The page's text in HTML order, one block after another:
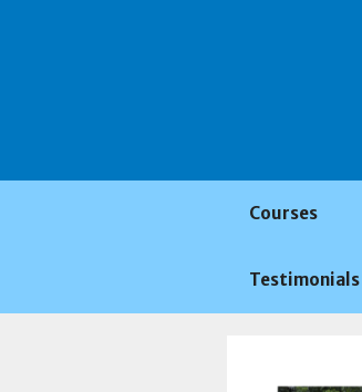
Courses
Testimonials